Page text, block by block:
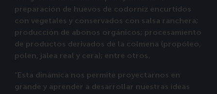
preparación de huevos de codorniz encurtidos
con vegetales y conservados con salsa ranchera;
producción de abonos orgánicos; procesamiento
de productos derivados de la colmena (propóleo,
polen, jalea real y cera); entre otros.
“Esta dinámica nos permite proyectarnos en
grande y aprender a desarrollar nuestras ideas